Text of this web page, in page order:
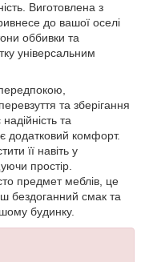
Виготовлена з
до вашої оселі
оббивки та
універсальним
та зберігання
та
додатковий комфорт.
її навіть у
простір.
предмет меблів, це
бездоганний смак та
будинку.